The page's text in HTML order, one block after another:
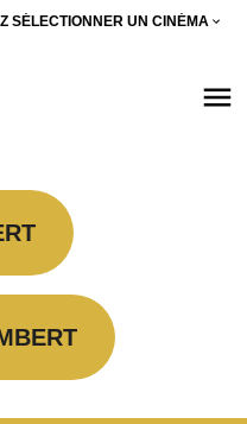
SÉLECTIONNER UN CINÉMA